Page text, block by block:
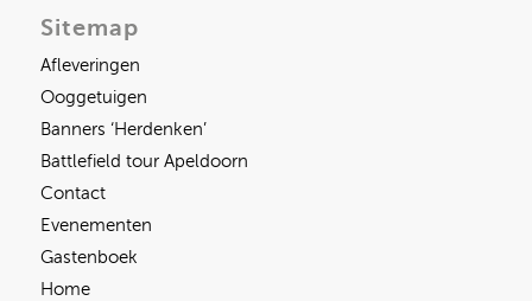
Sitemap
Afleveringen
Ooggetuigen
Banners ‘Herdenken’
Battlefield tour Apeldoorn
Contact
Evenementen
Gastenboek
Home